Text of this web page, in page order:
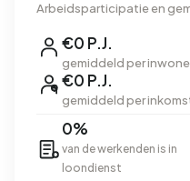
Arbeidsparticipatie en
€0 P.J.
gemiddeld per
€0 P.J.
gemiddeld per
0%
van de werkenden is in
loondienst